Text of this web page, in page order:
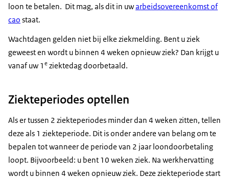
loon te betalen. Dit mag, als dit in uwarbeidsovereenkomst of
cao staat.
Wachtdagen gelden niet bij elke ziekmelding. Bent u ziek
geweest en wordt u binnen 4 weken opnieuw ziek? Dan krijgt u
vanaf uw 1 e ziektedag doorbetaald.
Ziekteperiodes optellen
Als er tussen 2 ziekteperiodes minder dan 4 weken zitten, tellen
deze als 1 ziekteperiode. Dit is onder andere van belang om te
bepalen tot wanneer de periode van 2 jaar loondoorbetaling
loopt. Bijvoorbeeld: u bent 10 weken ziek. Na werkhervatting
wordt u binnen 4 weken opnieuw ziek. Deze ziekteperiode start